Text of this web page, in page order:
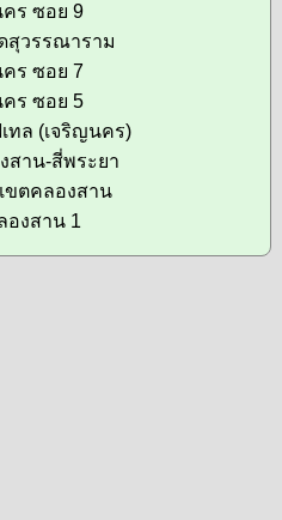
ร ซอย 9
สุวรรณาราม
ร ซอย 7
ร ซอย 5
ทล (เจริญนคร)
สาน-สี่พระยา
ขตคลองสาน
องสาน 1